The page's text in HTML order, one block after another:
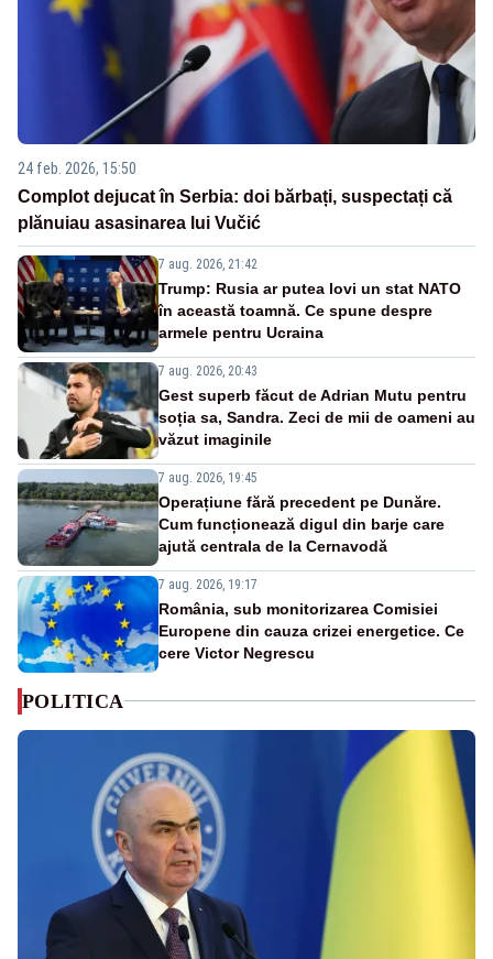
24 feb. 2026, 15:50
Complot dejucat în Serbia: doi bărbați, suspectați că
plănuiau asasinarea lui Vučić
7 aug. 2026, 21:42
Trump: Rusia ar putea lovi un stat NATO
în această toamnă. Ce spune despre
armele pentru Ucraina
7 aug. 2026, 20:43
Gest superb făcut de Adrian Mutu pentru
soția sa, Sandra. Zeci de mii de oameni au
văzut imaginile
7 aug. 2026, 19:45
Operațiune fără precedent pe Dunăre.
Cum funcționează digul din barje care
ajută centrala de la Cernavodă
7 aug. 2026, 19:17
România, sub monitorizarea Comisiei
Europene din cauza crizei energetice. Ce
cere Victor Negrescu
POLITICA